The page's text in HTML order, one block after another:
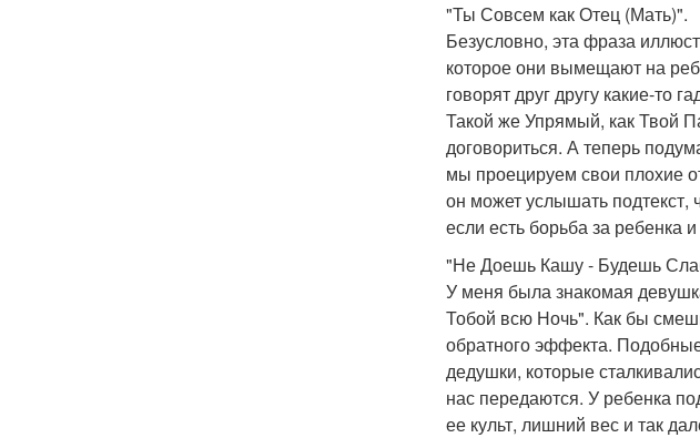
"Ты Совсем как Отец (Мать)".
Безусловно, эта фраза
которое они вымещают на
говорят друг другу какие-то
Такой же Упрямый, как Твой
договориться. А теперь
мы проецируем свои плохие
он может услышать
если есть борьба за
"Не Доешь Кашу - Будешь
У меня была знакомая
Тобой всю Ночь". Как бы
обратного эффекта.
дедушки, которые
нас передаются. У ребенка
ее культ, лишний вес и так